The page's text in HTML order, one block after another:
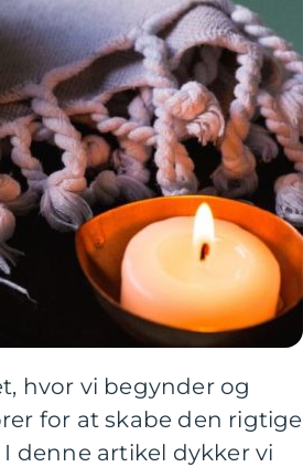
hvor vi begynder og
for at skabe den rigtige
denne artikel dykker vi